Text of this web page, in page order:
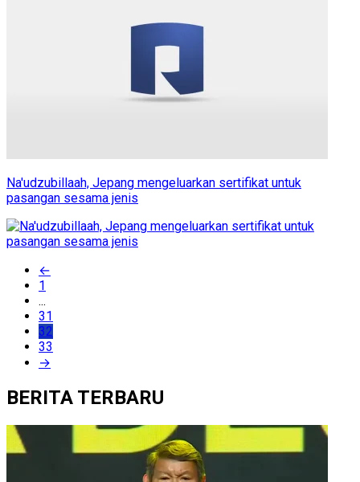
Na'udzubillaah, Jepang mengeluarkan sertifikat untuk
pasangan sesama jenis
←
1
...
31
32
33
→
BERITA TERBARU